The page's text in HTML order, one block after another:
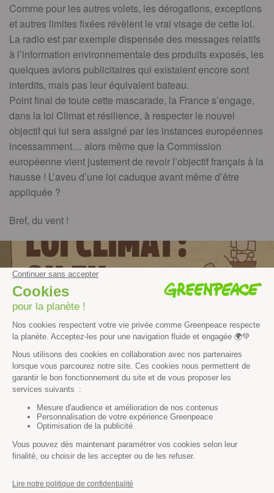
Comme pour les autres volets, les dérogations, exceptions
et autres limites fixées révèlent le vrai visage de cette loi.
La radio est par exemple dispensée des messages relatifs
à l’information environnementale des produits exposés, les
quelques avions publicitaires qui existaient encore sont
interdits, mais pas leur équivalent bateau.
Point final de toute cette mascarade, la France s’engage,
dans la loi Climat et résilience, à respecter le nouvel
objectif qui lui sera assigné par les instances européennes
incessamment… alors même que la Commission
européenne vient justement de revoir l’objectif français à la
hausse ! L’aveu d’une loi caduque avant même d’être
appliquée ?
Bref, du vent !
Cliquez pour agrandir l'image et découvrir le reste de la carte